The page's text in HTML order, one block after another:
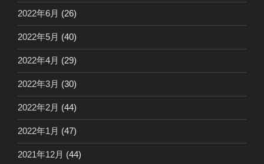
2022年6月 (26)
2022年5月 (40)
2022年4月 (29)
2022年3月 (30)
2022年2月 (44)
2022年1月 (47)
2021年12月 (44)